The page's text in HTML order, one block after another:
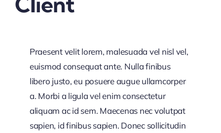
Praesent velit lorem, malesuada vel nisl vel,
euismod consequat ante. Nulla finibus
libero justo, eu posuere augue ullamcorper
a. Morbi a ligula vel enim consectetur
aliquam ac id sem. Maecenas nec volutpat
sapien, id finibus sapien. Donec sollicitudin